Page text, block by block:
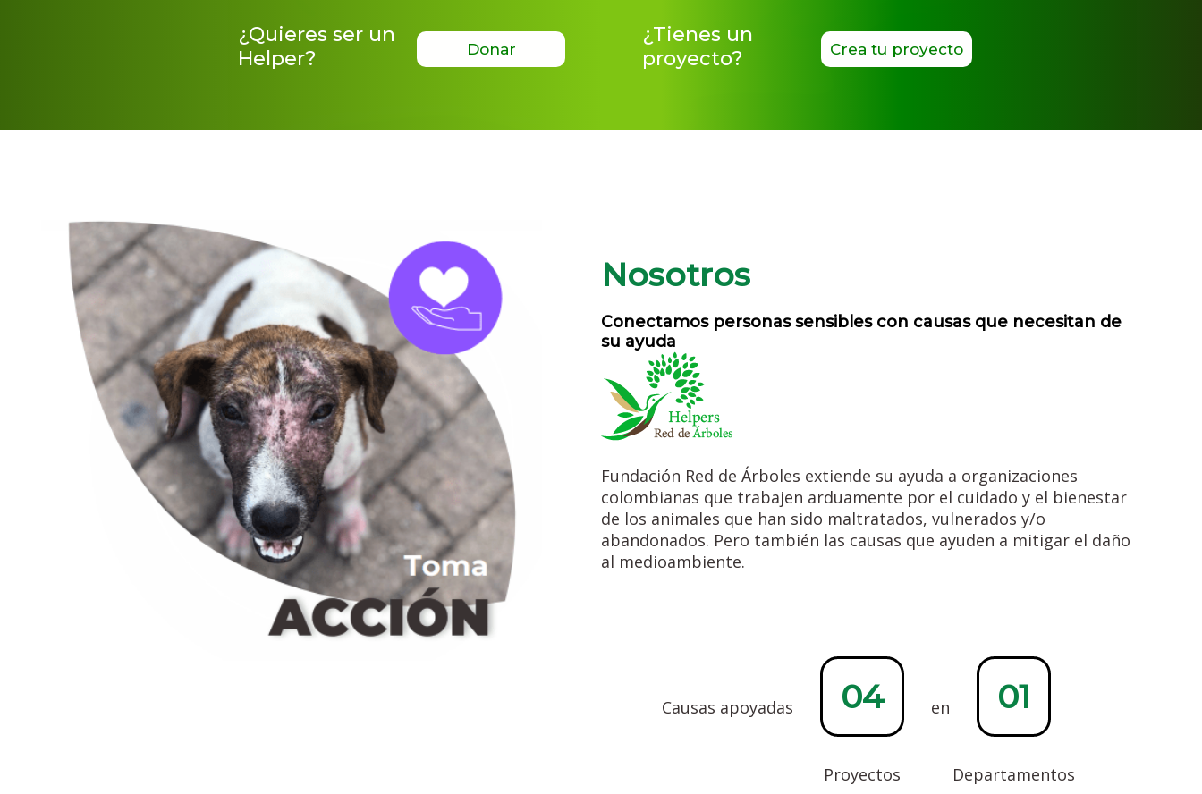
¿Quieres ser un
Helper?
Donar
¿Tienes un
proyecto?
Crea tu proyecto
Nosotros
Conectamos personas sensibles con causas que necesitan de
su ayuda
Fundación Red de Árboles extiende su ayuda a organizaciones
colombianas que trabajen arduamente por el cuidado y el bienestar
de los animales que han sido maltratados, vulnerados y/o
abandonados. Pero también las causas que ayuden a mitigar el daño
al medioambiente.
Causas apoyadas 04
Proyectos
en 01
Departamentos